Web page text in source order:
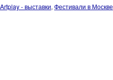
Artplay - выставки, Фестивали в Москве